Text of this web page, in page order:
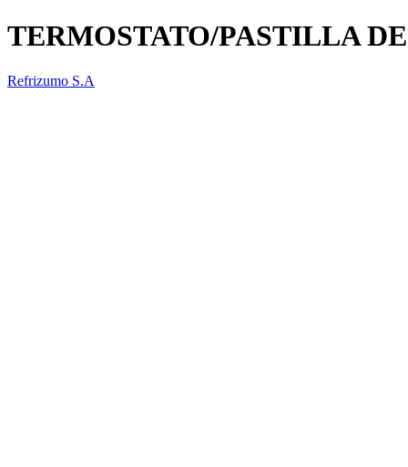
TERMOSTATO/PASTILLA
Refrizumo S.A